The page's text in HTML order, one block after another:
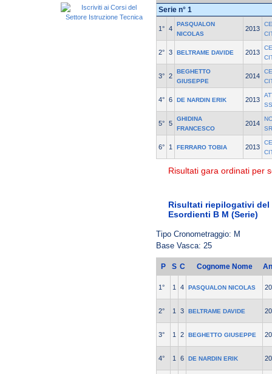
Serie n° 1
1° 4
PASQUALON
NICOLAS
2013
2° 3 BELTRAME DAVIDE 2013
3° 2
BEGHETTO
GIUSEPPE
2014
4° 6 DE NARDIN ERIK 2013
5° 5
GHIDINA
FRANCESCO
2014
6° 1 FERRARO TOBIA 2013
Risultati gara ordinati per
Risultati riepilogativi del
Esordienti B M (Serie)
Tipo Cronometraggio: M
Base Vasca: 25
P S C Cognome Nome
1° 1 4 PASQUALON NICOLAS
2° 1 3 BELTRAME DAVIDE
3° 1 2 BEGHETTO GIUSEPPE
4° 1 6 DE NARDIN ERIK